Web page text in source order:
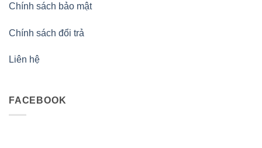
Chính sách bảo mật
Chính sách đổi trả
Liên hệ
FACEBOOK